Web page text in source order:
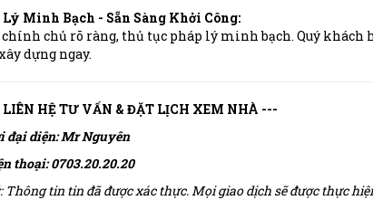
Lý Minh Bạch - Sẵn Sàng Khởi Công:
chính chủ rõ ràng, thủ tục pháp lý minh bạch. Quý
dựng ngay.
HỆ TƯ VẤN & ĐẶT LỊCH XEM NHÀ ---
đại diện: Mr Nguyên
thoại: 0703.20.20.20
Thông tin tin đã được xác thực. Mọi giao dịch sẽ được thực